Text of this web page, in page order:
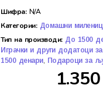
Шифра: N/A
Категории: Домашни
Тип на производи: До 1500
Играчки и други додатоци
1500 денари, Подароци за
1.350